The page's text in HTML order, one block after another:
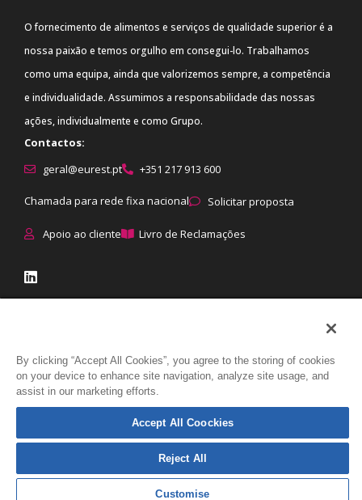
O fornecimento de alimentos e serviços de qualidade superior é a
nossa paixão e temos orgulho em consegui-lo. Trabalhamos
como uma equipa, ainda que valorizemos sempre, a competência
e individualidade. Assumimos a responsabilidade das nossas
ações, individualmente e como Grupo.
Contactos:
geral@eurest.pt
+351 217 913 600
Chamada para rede fixa nacional Solicitar proposta
Apoio ao cliente Livro de Reclamações
Privacidade| Política de Cookies|Direitos dos titulares|Como tratamos
By clicking “Accept All Cookies”, you agree to the storing of cookies
on your device to enhance site navigation, analyze site usage, and
assist in our marketing efforts.
Accept All Coockies
Reject All
Customise